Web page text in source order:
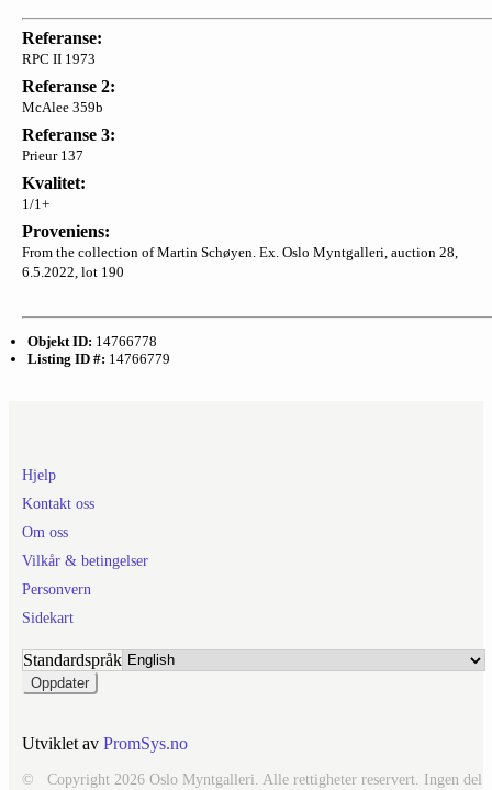
Referanse:
RPC II 1973
Referanse 2:
McAlee 359b
Referanse 3:
Prieur 137
Kvalitet:
1/1+
Proveniens:
From the collection of Martin Schøyen. Ex. Oslo Myntgalleri, auction 28,
6.5.2022, lot 190
Objekt ID: 14766778
Listing ID #: 14766779
Hjelp
Kontakt oss
Om oss
Vilkår & betingelser
Personvern
Sidekart
Standardspråk
Utviklet av PromSys.no
© Copyright 2026 Oslo Myntgalleri. Alle rettigheter reservert. Ingen del